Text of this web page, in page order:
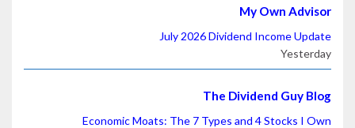
My Own Advisor
July 2026 Dividend Income Update
Yesterday
The Dividend Guy Blog
Economic Moats: The 7 Types and 4 Stocks I Own